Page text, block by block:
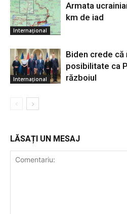
Internațional
Armata
km de iad
Internațional
Biden crede că
posibilitate ca
războiul
LĂSAȚI UN MESAJ